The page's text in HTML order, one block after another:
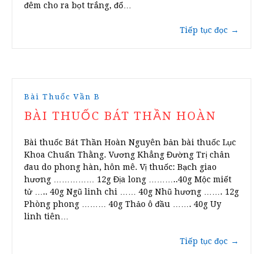
đêm cho ra bọt trắng, đổ…
Tiếp tục đọc →
Bài Thuốc Vần B
BÀI THUỐC BÁT THẦN HOÀN
Bài thuốc Bát Thần Hoàn Nguyên bản bài thuốc Lục
Khoa Chuẩn Thằng. Vương Khẳng Đường Trị chân
đau do phong hàn, hôn mê. Vị thuốc: Bạch giao
hương …………… 12g Địa long ………..40g Mộc miết
tử ….. 40g Ngũ linh chi …… 40g Nhũ hương ……. 12g
Phòng phong ……… 40g Thảo ô đầu ……. 40g Uy
linh tiên…
Tiếp tục đọc →